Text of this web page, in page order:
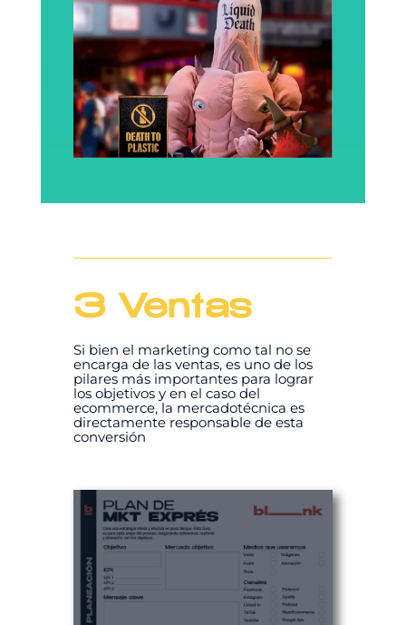
3 Ventas
Si bien el marketing como tal no se
encarga de las ventas, es uno de los
pilares más importantes para lograr
los objetivos y en el caso del
ecommerce, la mercadotécnica es
directamente responsable de esta
conversión